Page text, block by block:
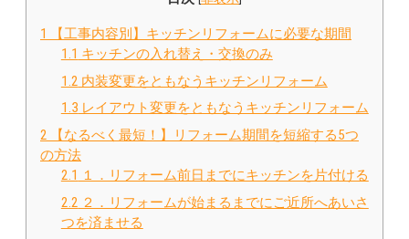
1
【工事内容別】キッチンリフォームに必要な期間
1.1 キッチンの入れ替え・交換のみ
1.2 内装変更をともなうキッチンリフォーム
1.3 レイアウト変更をともなうキッチンリフォーム
2 【なるべく最短！】リフォーム期間を短縮する5つ
の方法
2.1 １．リフォーム前日までにキッチンを片付ける
2.2 ２．リフォームが始まるまでにご近所へあいさ
つを済ませる